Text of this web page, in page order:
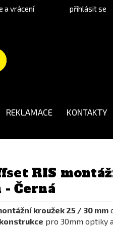
a vrácení přihlásit se
REKLAMACE KONTAKTY
RIS
- Černá
kroužek 25 / 30 mm
pro 30mm optiky